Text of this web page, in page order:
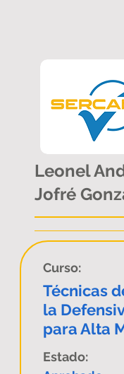
Leonel
Jofré
Curso:
Técnicas
la
para Alta
Estado: